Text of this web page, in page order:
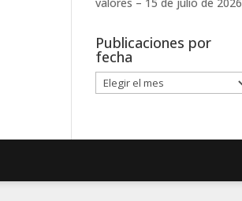
Publicaciones por
fecha
Publicaciones
por